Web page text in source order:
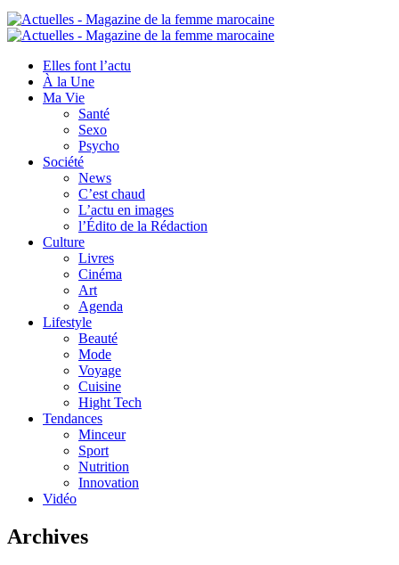
Elles font l’actu
À la Une
Ma Vie
Santé
Sexo
Psycho
Société
News
C’est chaud
L’actu en images
l’Édito de la Rédaction
Culture
Livres
Cinéma
Art
Agenda
Lifestyle
Beauté
Mode
Voyage
Cuisine
Hight Tech
Tendances
Minceur
Sport
Nutrition
Innovation
Vidéo
Archives